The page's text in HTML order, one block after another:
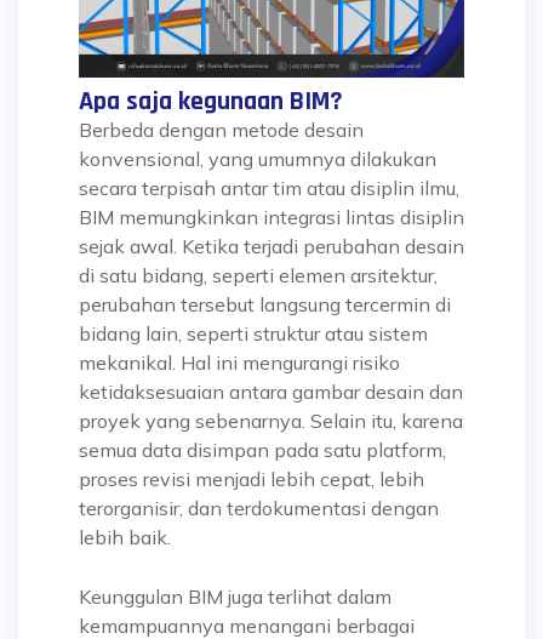
Apa saja kegunaan BIM?
Berbeda dengan metode desain
konvensional, yang umumnya dilakukan
secara terpisah antar tim atau disiplin ilmu,
BIM memungkinkan integrasi lintas disiplin
sejak awal. Ketika terjadi perubahan desain
di satu bidang, seperti elemen arsitektur,
perubahan tersebut langsung tercermin di
bidang lain, seperti struktur atau sistem
mekanikal. Hal ini mengurangi risiko
ketidaksesuaian antara gambar desain dan
proyek yang sebenarnya. Selain itu, karena
semua data disimpan pada satu platform,
proses revisi menjadi lebih cepat, lebih
terorganisir, dan terdokumentasi dengan
lebih baik.
Keunggulan BIM juga terlihat dalam
kemampuannya menangani berbagai